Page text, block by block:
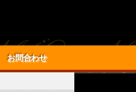
お問合わせ